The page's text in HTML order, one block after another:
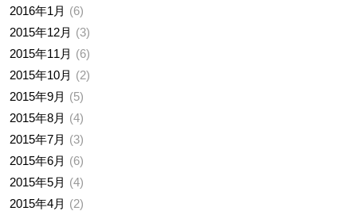
2016年1月
6
2015年12月
3
2015年11月
6
2015年10月
2
2015年9月
5
2015年8月
4
2015年7月
3
2015年6月
6
2015年5月
4
2015年4月
2